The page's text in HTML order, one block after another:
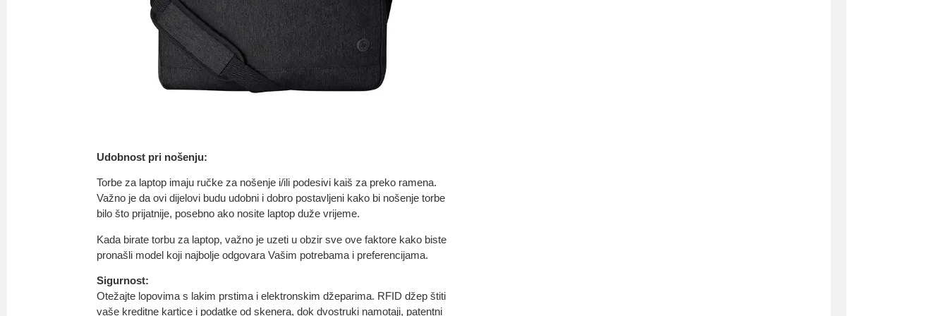
Udobnost pri nošenju:
Torbe za laptop imaju ručke za nošenje i/ili podesivi kaiš za preko ramena.
Važno je da ovi dijelovi budu udobni i dobro postavljeni kako bi nošenje torbe
bilo što prijatnije, posebno ako nosite laptop duže vrijeme.
Kada birate torbu za laptop, važno je uzeti u obzir sve ove faktore kako biste
pronašli model koji najbolje odgovara Vašim potrebama i preferencijama.
Sigurnost:
Otežajte lopovima s lakim prstima i elektronskim džeparima. RFID džep štiti
vaše kreditne kartice i podatke od skenera, dok dvostruki namotaji, patentni